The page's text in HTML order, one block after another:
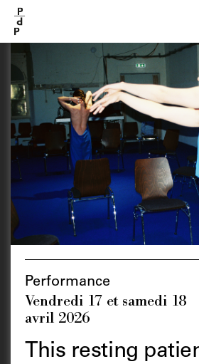
contenu
principal
Performance
Vendredi 17 et samedi 18
avril 2026
This resting